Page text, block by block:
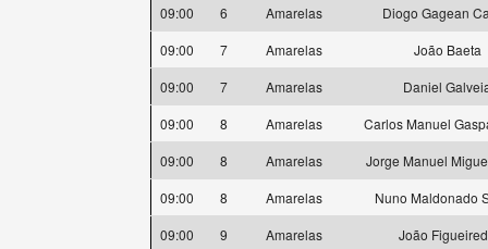
09:00
6 Amarelas
Diogo Gagean
09:00
7 Amarelas
João Baeta
09:00
7 Amarelas
Daniel
09:00
8 Amarelas
Carlos Manuel
09:00
8 Amarelas
Jorge Manuel
09:00
8 Amarelas
Nuno Maldonado
09:00
9 Amarelas
João